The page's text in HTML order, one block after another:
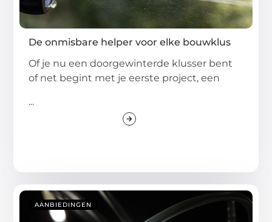
De onmisbare helper voor elke bouwklus
Of je nu een doorgewinterde klusser bent
of net begint met je eerste project, een
...
AANBIEDINGEN